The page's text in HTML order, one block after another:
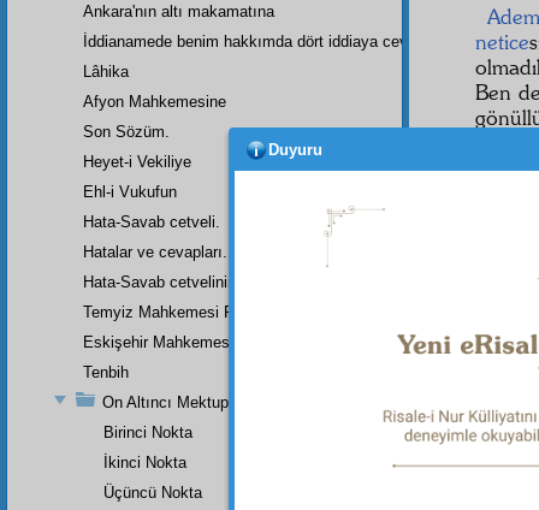
netice
Ben
Dipnot-1
Zilletle
Ankara'nın altı makamatına
İddianamede benim hakkımda dört iddiaya cevap
Lâhika
Afyon Mahkemesine
Son Sözüm.
Heyet-i Vekiliye
Ehl-i Vukufun
Hata-Savab cetveli.
Hatalar ve cevapları.
Hata-Savab cetvelinin zeylidir.
Temyiz Mahkemesi Riyasetine:
Eskişehir Mahkemesinde Yazılan Arzuhalin Bir Parçası
Tenbih
On Altıncı Mektup
Birinci Nokta
İkinci Nokta
Üçüncü Nokta
Duyuru